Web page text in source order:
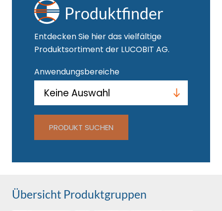
Produktfinder
Entdecken Sie hier das vielfältige
Produktsortiment der LUCOBIT AG.
Anwendungsbereiche
PRODUKT SUCHEN
Übersicht Produktgruppen